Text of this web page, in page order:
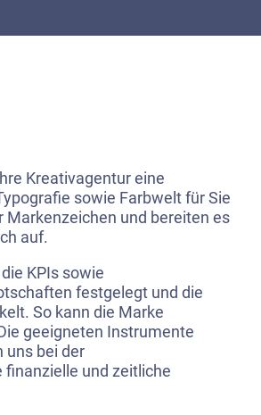
Kreativagentur eine
sowie Farbwelt für Sie
und bereiten es
auf.
KPIs sowie
festgelegt und die
So kann die Marke
geeigneten Instrumente
uns bei der
und zeitliche